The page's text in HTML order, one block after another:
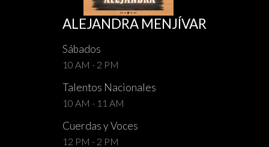
ALEJANDRA MENJÍVAR
Sábados
10 AM - 2 PM
Talentos Nacionales
10 AM - 11 AM
Cuerdas y Voces
12 PM - 2 PM